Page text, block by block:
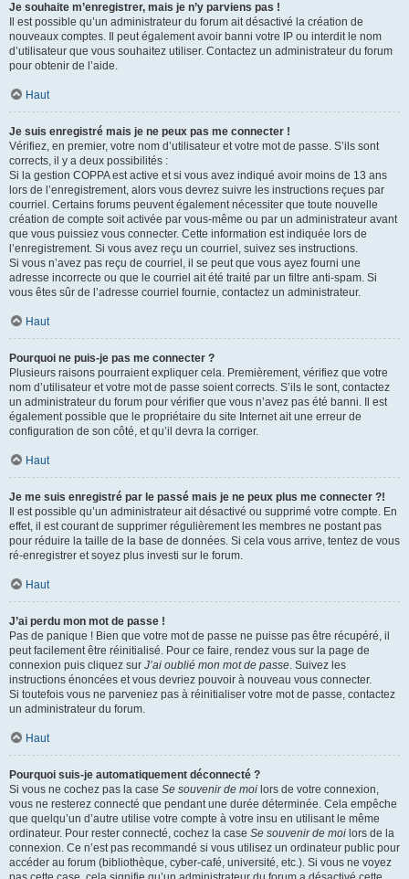
Je souhaite m’enregistrer, mais je n’y parviens pas !
Il est possible qu’un administrateur du forum ait désactivé la création de
nouveaux comptes. Il peut également avoir banni votre IP ou interdit le nom
d’utilisateur que vous souhaitez utiliser. Contactez un administrateur du forum
pour obtenir de l’aide.
Haut
Je suis enregistré mais je ne peux pas me connecter !
Vérifiez, en premier, votre nom d’utilisateur et votre mot de passe. S’ils sont
corrects, il y a deux possibilités :
Si la gestion COPPA est active et si vous avez indiqué avoir moins de 13 ans
lors de l’enregistrement, alors vous devrez suivre les instructions reçues par
courriel. Certains forums peuvent également nécessiter que toute nouvelle
création de compte soit activée par vous-même ou par un administrateur avant
que vous puissiez vous connecter. Cette information est indiquée lors de
l’enregistrement. Si vous avez reçu un courriel, suivez ses instructions.
Si vous n’avez pas reçu de courriel, il se peut que vous ayez fourni une
adresse incorrecte ou que le courriel ait été traité par un filtre anti-spam. Si
vous êtes sûr de l’adresse courriel fournie, contactez un administrateur.
Haut
Pourquoi ne puis-je pas me connecter ?
Plusieurs raisons pourraient expliquer cela. Premièrement, vérifiez que votre
nom d’utilisateur et votre mot de passe soient corrects. S’ils le sont, contactez
un administrateur du forum pour vérifier que vous n’avez pas été banni. Il est
également possible que le propriétaire du site Internet ait une erreur de
configuration de son côté, et qu’il devra la corriger.
Haut
Je me suis enregistré par le passé mais je ne peux plus me connecter ?!
Il est possible qu’un administrateur ait désactivé ou supprimé votre compte. En
effet, il est courant de supprimer régulièrement les membres ne postant pas
pour réduire la taille de la base de données. Si cela vous arrive, tentez de vous
ré-enregistrer et soyez plus investi sur le forum.
Haut
J’ai perdu mon mot de passe !
Pas de panique ! Bien que votre mot de passe ne puisse pas être récupéré, il
peut facilement être réinitialisé. Pour ce faire, rendez vous sur la page de
connexion puis cliquez sur J’ai oublié mon mot de passe. Suivez les
instructions énoncées et vous devriez pouvoir à nouveau vous connecter.
Si toutefois vous ne parveniez pas à réinitialiser votre mot de passe, contactez
un administrateur du forum.
Haut
Pourquoi suis-je automatiquement déconnecté ?
Si vous ne cochez pas la case Se souvenir de moi lors de votre connexion,
vous ne resterez connecté que pendant une durée déterminée. Cela empêche
que quelqu’un d’autre utilise votre compte à votre insu en utilisant le même
ordinateur. Pour rester connecté, cochez la case Se souvenir de moi lors de la
connexion. Ce n’est pas recommandé si vous utilisez un ordinateur public pour
accéder au forum (bibliothèque, cyber-café, université, etc.). Si vous ne voyez